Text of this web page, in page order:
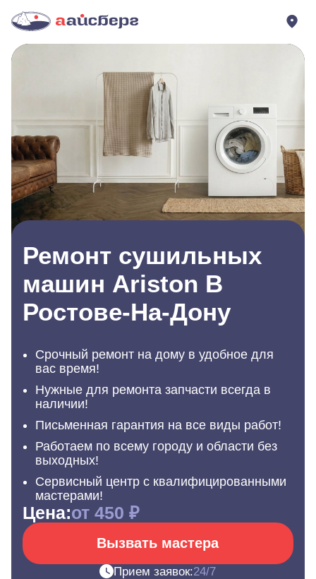
Ремонт сушильных
машин Ariston В
Ростове-На-Дону
Срочный ремонт на дому в удобное для
вас время!
Нужные для ремонта запчасти всегда в
наличии!
Письменная гарантия на все виды работ!
Работаем по всему городу и области без
выходных!
Сервисный центр с квалифицированными
мастерами!
Цена:от 450 ₽
Вызвать мастера
Прием заявок:24/7